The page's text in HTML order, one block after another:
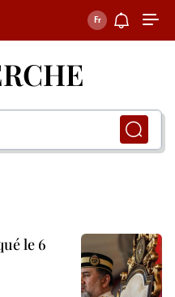
le 6